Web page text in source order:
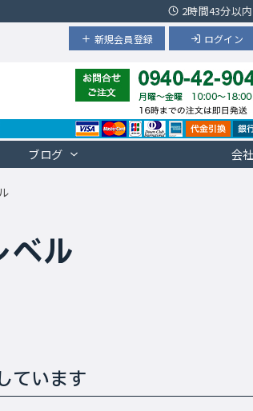
2時間43分以
ログイン
新規会員登録
ブログ 会
ル
ています